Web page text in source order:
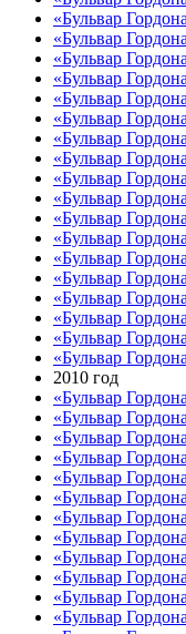
«Бульвар
«Бульвар
«Бульвар
«Бульвар
«Бульвар
«Бульвар
«Бульвар
«Бульвар
«Бульвар
«Бульвар
«Бульвар
«Бульвар
«Бульвар
«Бульвар
«Бульвар
«Бульвар
«Бульвар
«Бульвар
2010 год
«Бульвар
«Бульвар
«Бульвар
«Бульвар
«Бульвар
«Бульвар
«Бульвар
«Бульвар
«Бульвар
«Бульвар
«Бульвар
«Бульвар